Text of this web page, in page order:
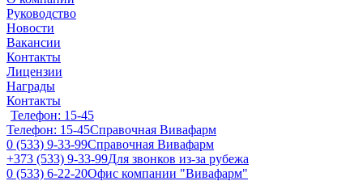
Руководство
Новости
Вакансии
Контакты
Лицензии
Награды
Контакты
Телефон: 15-45
Телефон: 15-45Справочная Вивафарм
0 (533) 9-33-99Справочная Вивафарм
+373 (533) 9-33-99Для звонков из-за рубежа
0 (533) 6-22-20Офис компании "Вивафарм"